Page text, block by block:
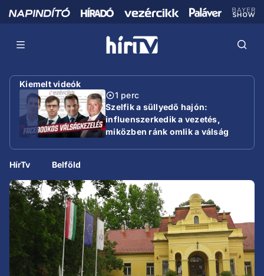
Kiemelt videók
1 perc
Szelfik a süllyedő hajón:
influenszerkedik a vezetés,
miközben ránk omlik a válság
HírTv Belföld